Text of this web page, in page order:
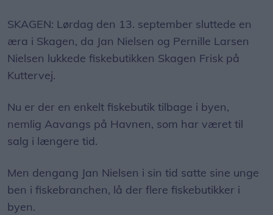
SKAGEN: Lørdag den 13. september sluttede en
æra i Skagen, da Jan Nielsen og Pernille Larsen
Nielsen lukkede fiskebutikken Skagen Frisk på
Kuttervej.
Nu er der en enkelt fiskebutik tilbage i byen,
nemlig Aavangs på Havnen, som har været til
salg i længere tid.
Men dengang Jan Nielsen i sin tid satte sine unge
ben i fiskebranchen, lå der flere fiskebutikker i
byen.